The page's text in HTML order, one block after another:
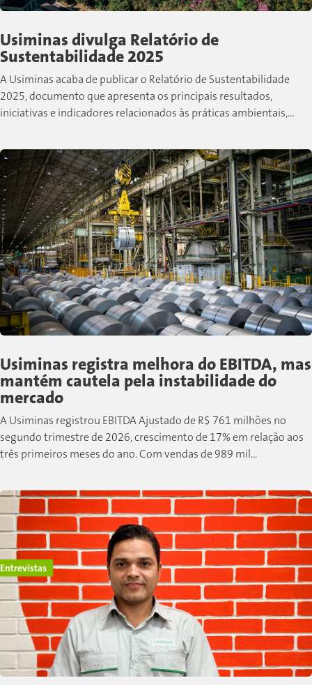
Usiminas divulga Relatório de
Sustentabilidade 2025
A Usiminas acaba de publicar o Relatório de Sustentabilidade
2025, documento que apresenta os principais resultados,
iniciativas e indicadores relacionados às práticas ambientais,
Usiminas registra melhora do EBITDA, mas
mantém cautela pela instabilidade do
mercado
A Usiminas registrou EBITDA Ajustado de R$ 761 milhões no
segundo trimestre de 2026, crescimento de 17% em relação aos
três primeiros meses do ano. Com vendas de 989 mil...